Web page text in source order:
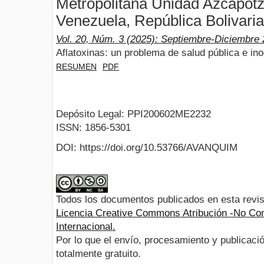
Venezuela, República
Vol. 20, Núm. 3 (2025): Septiembre-Diciembre
Aflatoxinas: un problema de salud pública e
RESUMEN PDF
Depósito Legal: PPI200602ME2232
ISSN: 1856-5301
DOI: https://doi.org/10.53766/AVANQUIM
Todos los documentos publicados en esta
Licencia Creative Commons Atribución -No
Internacional.
Por lo que el envío, procesamiento y
totalmente gratuito.